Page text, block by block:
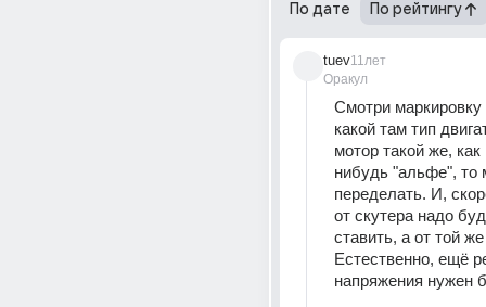
По дате По рейтингу
tuev
Оракул
11лет
Смотри маркировку
какой там тип
мотор такой же, как
нибудь "альфе", то
переделать. И,
от скутера надо
ставить, а от той
Естественно, ещё
напряжения нужен